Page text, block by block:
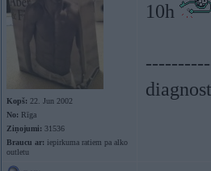
Kopš: 22. Jun 2002
No: Rīga
Ziņojumi: 31536
Braucu ar: iepirkuma ratiem pa alko
outletu
10h